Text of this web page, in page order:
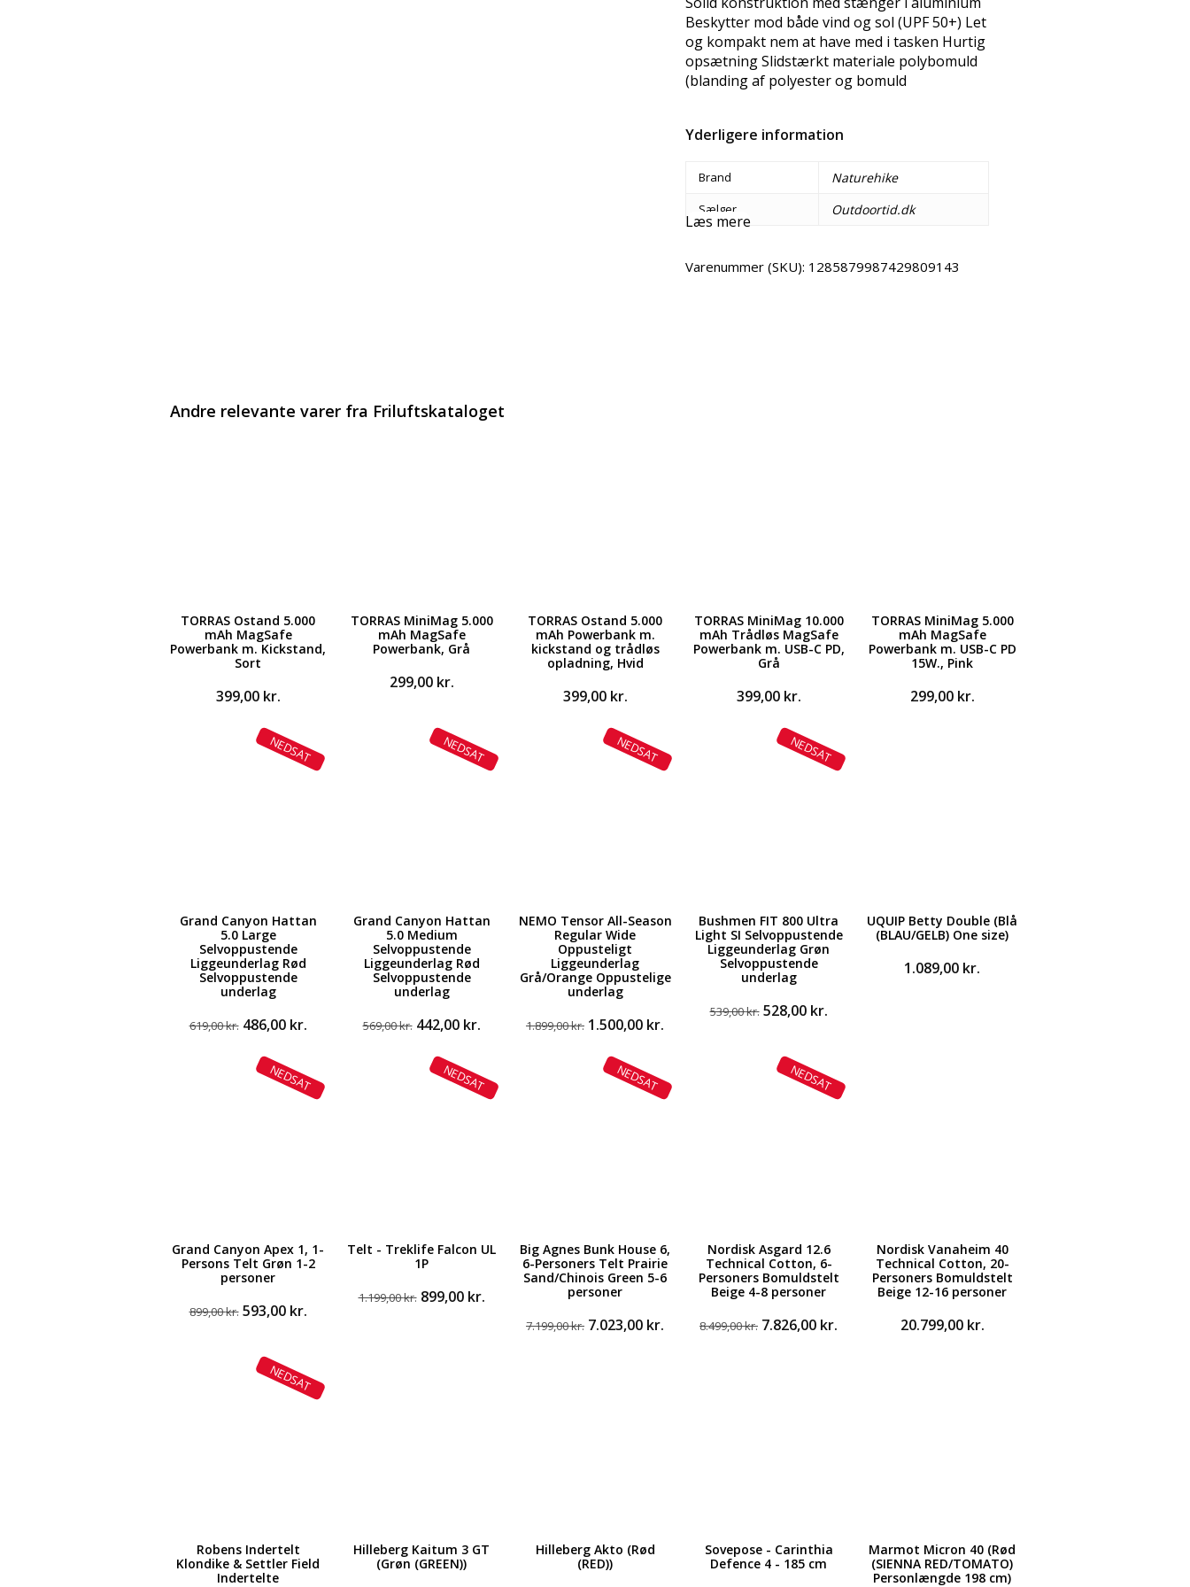
Beskytter mod både vind og sol (UPF 50+) Let
og kompakt nem at have med i tasken Hurtig
opsætning Slidstærkt materiale polybomuld
(blanding af polyester og bomuld
Yderligere information
Brand Naturehike
Sælger Outdoortid.dk
Læs mere
Varenummer (SKU): 1285879987429809143
Andre relevante varer fra Friluftskataloget
TORRAS Ostand 5.000
mAh MagSafe
Powerbank m. Kickstand,
Sort
399,00 kr.
TORRAS MiniMag 5.000
mAh MagSafe
Powerbank, Grå
299,00 kr.
TORRAS Ostand 5.000
mAh Powerbank m.
kickstand og trådløs
opladning, Hvid
399,00 kr.
TORRAS MiniMag 10.000
mAh Trådløs MagSafe
Powerbank m. USB-C PD,
Grå
399,00 kr.
TORRAS MiniMag 5.000
mAh MagSafe
Powerbank m. USB-C PD
15W., Pink
299,00 kr.
NEDSAT
Grand Canyon Hattan
5.0 Large
Selvoppustende
Liggeunderlag Rød
Selvoppustende
underlag
619,00kr. Den
pris
var:
619,00 kr..
486,00 kr.Den
er:
486,00 kr..
NEDSAT
Grand Canyon Hattan
5.0 Medium
Selvoppustende
Liggeunderlag Rød
Selvoppustende
underlag
569,00kr. Den
pris
var:
569,00 kr..
442,00 kr.Den
er:
442,00 kr..
NEDSAT
NEMO Tensor All-Season
Regular Wide
Oppusteligt
Liggeunderlag
Grå/Orange Oppustelige
underlag
1.899,00kr. Den
pris
var:
1.899,00 kr..
1.500,00 kr.
1.500,00 kr..
NEDSAT
Bushmen FIT 800 Ultra
Light SI Selvoppustende
Liggeunderlag Grøn
Selvoppustende
underlag
539,00kr. Den
var:
539,00 kr..
528,00 kr.Den
528,00 kr..
UQUIP Betty Double (Blå
(BLAU/GELB) One size)
1.089,00 kr.
NEDSAT
Grand Canyon Apex 1, 1-
Persons Telt Grøn 1-2
personer
899,00kr. Den
var:
899,00 kr..
593,00 kr.Den
593,00 kr..
NEDSAT
Telt - Treklife Falcon UL
1P
1.199,00kr. Den
899,00 kr.Den
NEDSAT
Big Agnes Bunk House 6,
6-Personers Telt Prairie
Sand/Chinois Green 5-6
personer
7.199,00kr. Den
7.023,00 kr.
NEDSAT
Nordisk Asgard 12.6
Technical Cotton, 6-
Personers Bomuldstelt
Beige 4-8 personer
8.499,00kr. Den
7.826,00 kr.
Nordisk Vanaheim 40
Technical Cotton, 20-
Personers Bomuldstelt
Beige 12-16 personer
20.799,00 kr.
NEDSAT
Robens Indertelt
Klondike & Settler Field
Indertelte
Hilleberg Kaitum 3 GT
(Grøn (GREEN))
Hilleberg Akto (Rød
(RED))
Sovepose - Carinthia
Defence 4 - 185 cm
Marmot Micron 40 (Rød
(SIENNA RED/TOMATO)
Personlængde 198 cm)